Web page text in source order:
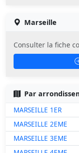
Marseille
Consulter la fiche
Par
MARSEILLE 1ER
MARSEILLE 2EME
MARSEILLE 3EME